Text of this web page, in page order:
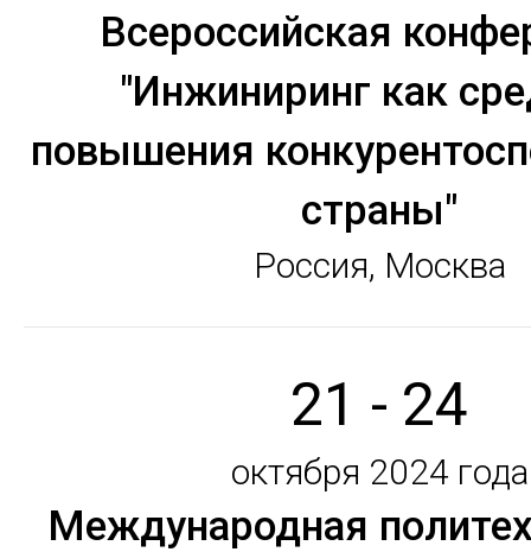
Всероссийская
"Инжиниринг как
повышения
страны"
Россия, Москва
21 - 24
октября 2024 года
Международная